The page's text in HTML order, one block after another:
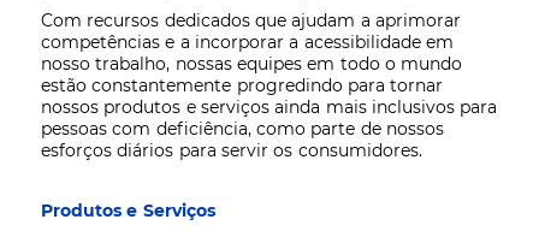
Com recursos dedicados que ajudam a aprimorar
competências e a incorporar a acessibilidade em
nosso trabalho, nossas equipes em todo o mundo
estão constantemente progredindo para tornar
nossos produtos e serviços ainda mais inclusivos para
pessoas com deficiência, como parte de nossos
esforços diários para servir os consumidores.
Produtos e Serviços